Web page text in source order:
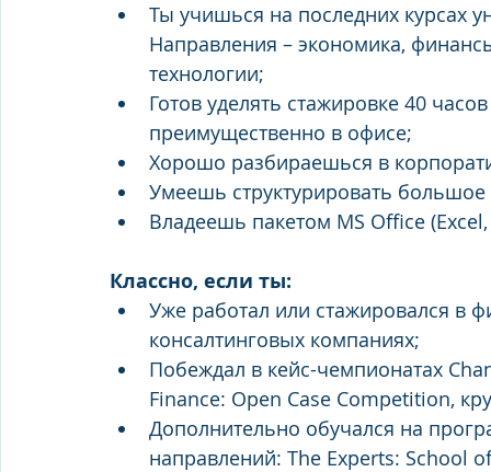
Ты учишься на последних курсах
Направления – экономика,
технологии;
Готов уделять стажировке 40
преимущественно в офисе;
Хорошо разбираешься в
Умеешь структурировать
Владеешь пакетом MS Office
Классно, если ты:
Уже работал или стажировался в
консалтинговых компаниях;
Побеждал в кейс-чемпионатах
Finance: Open Case Competition,
Дополнительно обучался на
направлений: The Experts: School